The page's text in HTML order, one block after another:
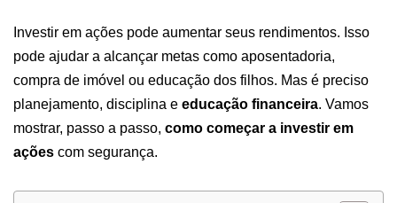
Investir em ações pode aumentar seus rendimentos. Isso
pode ajudar a alcançar metas como aposentadoria,
compra de imóvel ou educação dos filhos. Mas é preciso
planejamento, disciplina e educação financeira. Vamos
mostrar, passo a passo, como começar a investir em
ações com segurança.